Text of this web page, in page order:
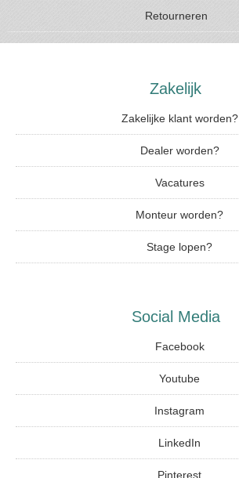
Retourneren
Zakelijk
Zakelijke klant worden?
Dealer worden?
Vacatures
Monteur worden?
Stage lopen?
Social Media
Facebook
Youtube
Instagram
LinkedIn
Pinterest